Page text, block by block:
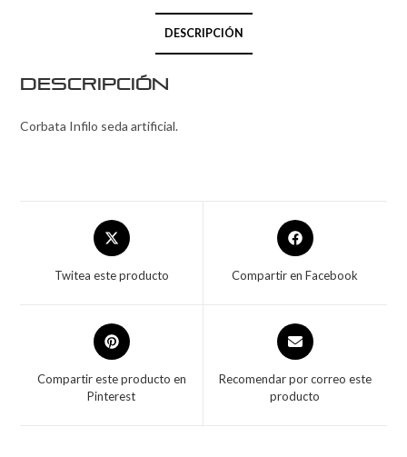
DESCRIPCIÓN
Descripción
Corbata Infilo seda artificial.
Twitea este producto Compartir en Facebook
Compartir este producto en
Pinterest
Recomendar por correo este
producto